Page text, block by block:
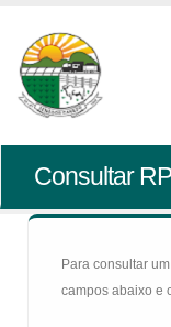
Consultar
Para consultar
campos abaixo e